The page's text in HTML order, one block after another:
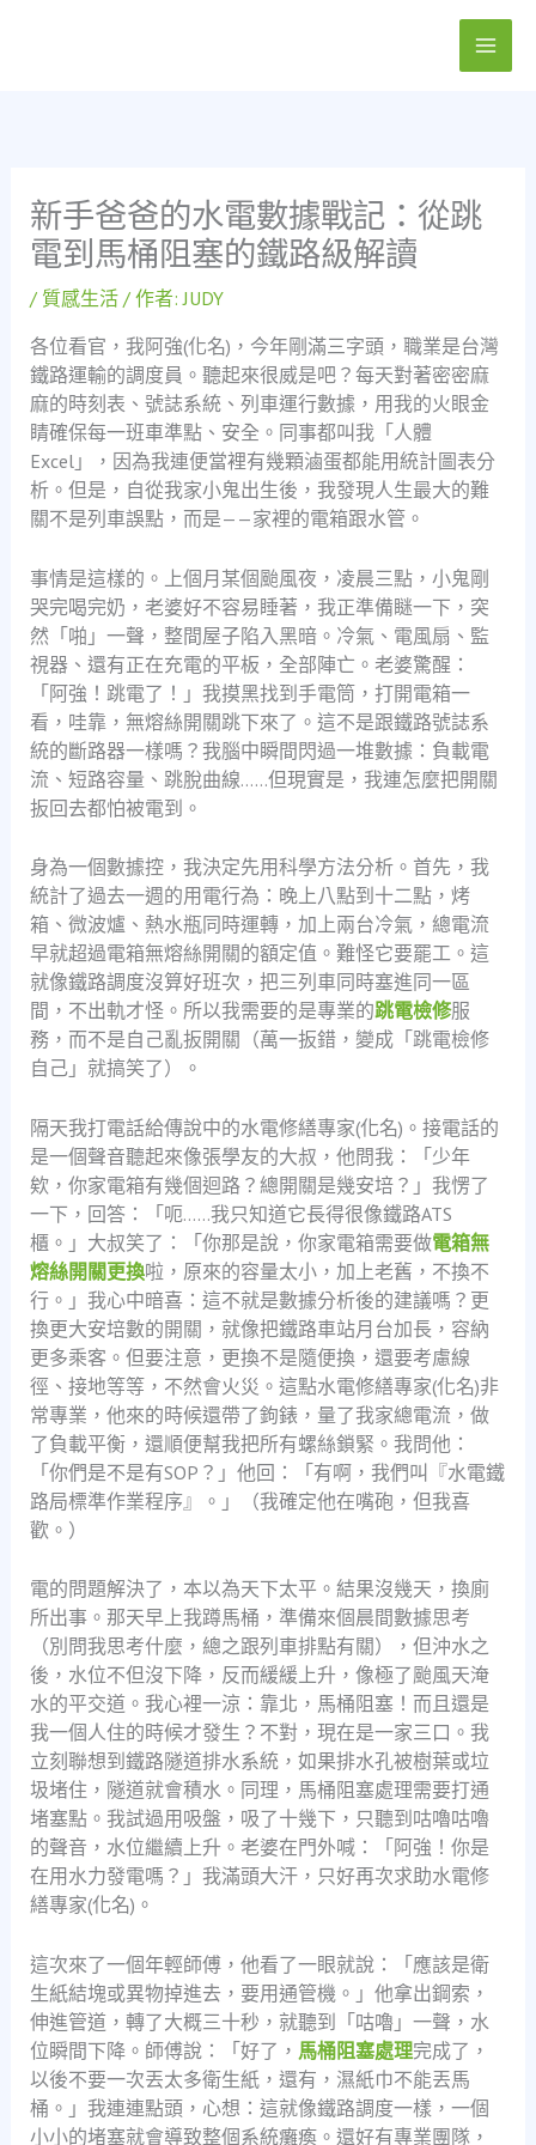
新手爸爸的水電數據戰記：從跳
電到馬桶阻塞的鐵路級解讀
/ 質感生活/ 作者:JUDY
各位看官，我阿強(化名)，今年剛滿三字頭，職業是台灣
鐵路運輸的調度員。聽起來很威是吧？每天對著密密麻
麻的時刻表、號誌系統、列車運行數據，用我的火眼金
睛確保每一班車準點、安全。同事都叫我「人體
Excel」，因為我連便當裡有幾顆滷蛋都能用統計圖表分
析。但是，自從我家小鬼出生後，我發現人生最大的難
關不是列車誤點，而是——家裡的電箱跟水管。
事情是這樣的。上個月某個颱風夜，凌晨三點，小鬼剛
哭完喝完奶，老婆好不容易睡著，我正準備瞇一下，突
然「啪」一聲，整間屋子陷入黑暗。冷氣、電風扇、監
視器、還有正在充電的平板，全部陣亡。老婆驚醒：
「阿強！跳電了！」我摸黑找到手電筒，打開電箱一
看，哇靠，無熔絲開關跳下來了。這不是跟鐵路號誌系
統的斷路器一樣嗎？我腦中瞬間閃過一堆數據：負載電
流、短路容量、跳脫曲線……但現實是，我連怎麼把開關
扳回去都怕被電到。
身為一個數據控，我決定先用科學方法分析。首先，我
統計了過去一週的用電行為：晚上八點到十二點，烤
箱、微波爐、熱水瓶同時運轉，加上兩台冷氣，總電流
早就超過電箱無熔絲開關的額定值。難怪它要罷工。這
就像鐵路調度沒算好班次，把三列車同時塞進同一區
間，不出軌才怪。所以我需要的是專業的跳電檢修服
務，而不是自己亂扳開關（萬一扳錯，變成「跳電檢修
自己」就搞笑了）。
隔天我打電話給傳說中的水電修繕專家(化名)。接電話的
是一個聲音聽起來像張學友的大叔，他問我：「少年
欸，你家電箱有幾個迴路？總開關是幾安培？」我愣了
一下，回答：「呃……我只知道它長得很像鐵路ATS
櫃。」大叔笑了：「你那是說，你家電箱需要做電箱無
熔絲開關更換啦，原來的容量太小，加上老舊，不換不
行。」我心中暗喜：這不就是數據分析後的建議嗎？更
換更大安培數的開關，就像把鐵路車站月台加長，容納
更多乘客。但要注意，更換不是隨便換，還要考慮線
徑、接地等等，不然會火災。這點水電修繕專家(化名)非
常專業，他來的時候還帶了鉤錶，量了我家總電流，做
了負載平衡，還順便幫我把所有螺絲鎖緊。我問他：
「你們是不是有SOP？」他回：「有啊，我們叫『水電鐵
路局標準作業程序』。」（我確定他在嘴砲，但我喜
歡。）
電的問題解決了，本以為天下太平。結果沒幾天，換廁
所出事。那天早上我蹲馬桶，準備來個晨間數據思考
（別問我思考什麼，總之跟列車排點有關），但沖水之
後，水位不但沒下降，反而緩緩上升，像極了颱風天淹
水的平交道。我心裡一涼：靠北，馬桶阻塞！而且還是
我一個人住的時候才發生？不對，現在是一家三口。我
立刻聯想到鐵路隧道排水系統，如果排水孔被樹葉或垃
圾堵住，隧道就會積水。同理，馬桶阻塞處理需要打通
堵塞點。我試過用吸盤，吸了十幾下，只聽到咕嚕咕嚕
的聲音，水位繼續上升。老婆在門外喊：「阿強！你是
在用水力發電嗎？」我滿頭大汗，只好再次求助水電修
繕專家(化名)。
這次來了一個年輕師傅，他看了一眼就說：「應該是衛
生紙結塊或異物掉進去，要用通管機。」他拿出鋼索，
伸進管道，轉了大概三十秒，就聽到「咕嚕」一聲，水
位瞬間下降。師傅說：「好了， 馬桶阻塞處理完成了，
以後不要一次丟太多衛生紙，還有，濕紙巾不能丟馬
桶。」我連連點頭，心想：這就像鐵路調度一樣，一個
小小的堵塞就會導致整個系統癱瘓。還好有專業團隊，